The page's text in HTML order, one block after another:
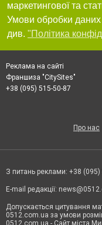
маркетингової та
Умови обробки даних
див. "Політика
Реклама на сайті
Франшиза "CitySites"
+38 (095) 515-50-87
Про нас
З питань реклами: +38 (095)
E-mail редакції:
Допускається цитування
0512.com.ua за умови
0512.com.ua - Сайт міста